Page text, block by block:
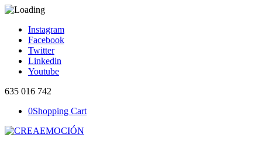
Instagram
Facebook
Twitter
Linkedin
Youtube
635 016 742
0Shopping Cart